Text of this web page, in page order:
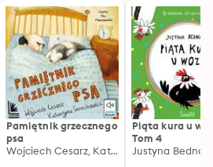
Pamiętnik grzecznego
psa
Wojciech Cesarz, Katarzyna Terechowicz
Piąta kura u
Tom 4
Justyna